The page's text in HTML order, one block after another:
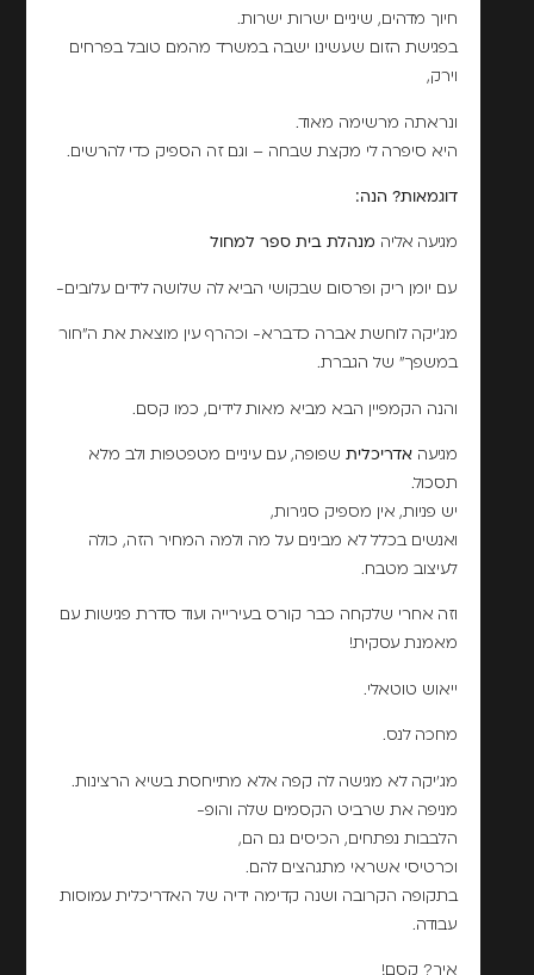
חיוך מדהים, שיניים ישרות ישרות.
בפגישת הזום שעשינו ישבה במשרד מהמם טובל בפרחים
וירק,
ונראתה מרשימה מאוד.
היא סיפרה לי מקצת שבחה – וגם זה הספיק כדי להרשים.
דוגמאות? הנה:
מגיעה אליה מנהלת בית ספר למחול
עם יומן ריק ופרסום שבקושי הביא לה שלושה לידים עלובים-
מג'יקה לוחשת אברה כדברא- וכהרף עין מוצאת את ה"חור
במשפך" של הגברת.
והנה הקמפיין הבא מביא מאות לידים, כמו קסם.
מגיעה אדריכלית שפופה, עם עיניים מטפטפות ולב מלא
תסכול.
יש פניות, אין מספיק סגירות,
ואנשים בכלל לא מבינים על מה ולמה המחיר הזה, כולה
לעיצוב מטבח.
וזה אחרי שלקחה כבר קורס בעירייה ועוד סדרת פגישות עם
מאמנת עסקית!
ייאוש טוטאלי.
מחכה לנס.
מג'יקה לא מגישה לה קפה אלא מתייחסת בשיא הרצינות.
מניפה את שרביט הקסמים שלה והופ-
הלבבות נפתחים, הכיסים גם הם,
וכרטיסי אשראי מתגהצים להם.
בתקופה הקרובה ושנה קדימה ידיה של האדריכלית עמוסות
עבודה.
איך? קסם!